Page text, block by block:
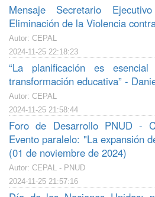
Mensaje Secretario
Eliminación de la Violencia
Autor: CEPAL
2024-11-25 22:18:23
“La planificación es
transformación educativa” -
Autor: CEPAL
2024-11-25 21:58:44
Foro de Desarrollo PNUD -
Evento paralelo: "La expansión
(01 de noviembre de 2024)
Autor: CEPAL - PNUD
2024-11-25 21:57:16